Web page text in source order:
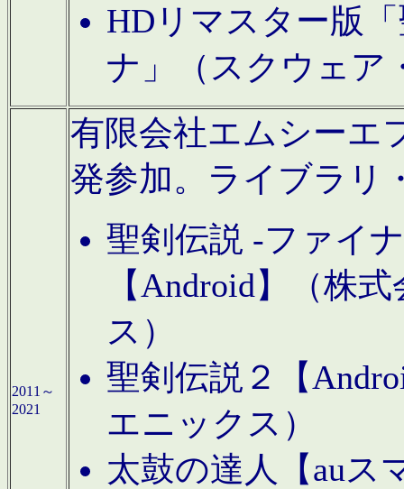
HDリマスター版
ナ」（スクウェア
2011～
2021
有限会社エムシーエ
発参加。ライブラリ
聖剣伝説 -ファイ
【Android】（株
ス）
聖剣伝説２【
エニックス）
太鼓の達人【auス